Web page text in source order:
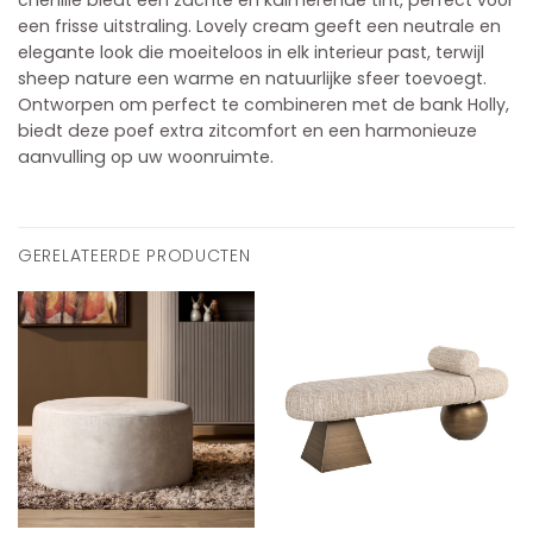
een frisse uitstraling. Lovely cream geeft een neutrale en
elegante look die moeiteloos in elk interieur past, terwijl
sheep nature een warme en natuurlijke sfeer toevoegt.
Ontworpen om perfect te combineren met de bank Holly,
biedt deze poef extra zitcomfort en een harmonieuze
aanvulling op uw woonruimte.
GERELATEERDE PRODUCTEN